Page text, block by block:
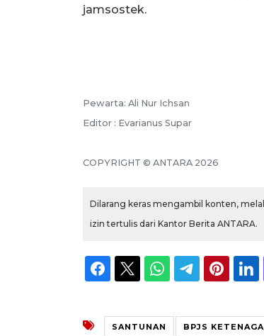
jamsostek.
Pewarta: Ali Nur Ichsan
Editor : Evarianus Supar
COPYRIGHT © ANTARA 2026
Dilarang keras mengambil konten,
izin tertulis dari Kantor Berita ANTARA.
SANTUNAN BPJS